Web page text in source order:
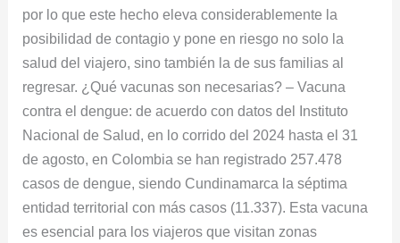
por lo que este hecho eleva considerablemente la
posibilidad de contagio y pone en riesgo no solo la
salud del viajero, sino también la de sus familias al
regresar. ¿Qué vacunas son necesarias? – Vacuna
contra el dengue: de acuerdo con datos del Instituto
Nacional de Salud, en lo corrido del 2024 hasta el 31
de agosto, en Colombia se han registrado 257.478
casos de dengue, siendo Cundinamarca la séptima
entidad territorial con más casos (11.337). Esta vacuna
es esencial para los viajeros que visitan zonas